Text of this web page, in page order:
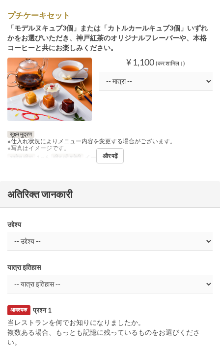
プチケーキセット
「モデルヌキュブ3個」または「カトルカールキュブ3個」いずれ
かをお選びいただき、神戸紅茶のオリジナルフレーバーや、本格
コーヒーと共にお楽しみください。
¥ 1,100 (कर शामिल।)
सूक्ष्म मुद्रण
※仕入れ状況によりメニュー内容を変更する場合がございます。
※写真はイメージです。
आदेश सीमा
1 ~ 6 सीट की श्रेणी イートイン
और पढ़ें
अतिरिक्त जानकारी
उद्देश्य
यात्रा इतिहास
प्रश्न 1
आवश्यक
当レストランを何でお知りになりましたか。
複数ある場合、もっとも記憶に残っているものをお選びくださ
い。